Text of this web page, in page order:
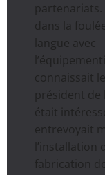
dans la
langue avec
connaissait
président de
était
entrevoyait
l’installation
fabrication